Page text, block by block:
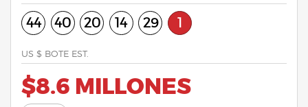
44 40 20 14 29 1
US $ BOTE EST.
$8.6 MILLONES